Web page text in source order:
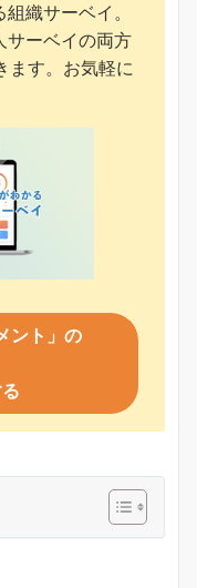
織サーベイ。
サーベイの両方
ます。お気軽に
ント」の